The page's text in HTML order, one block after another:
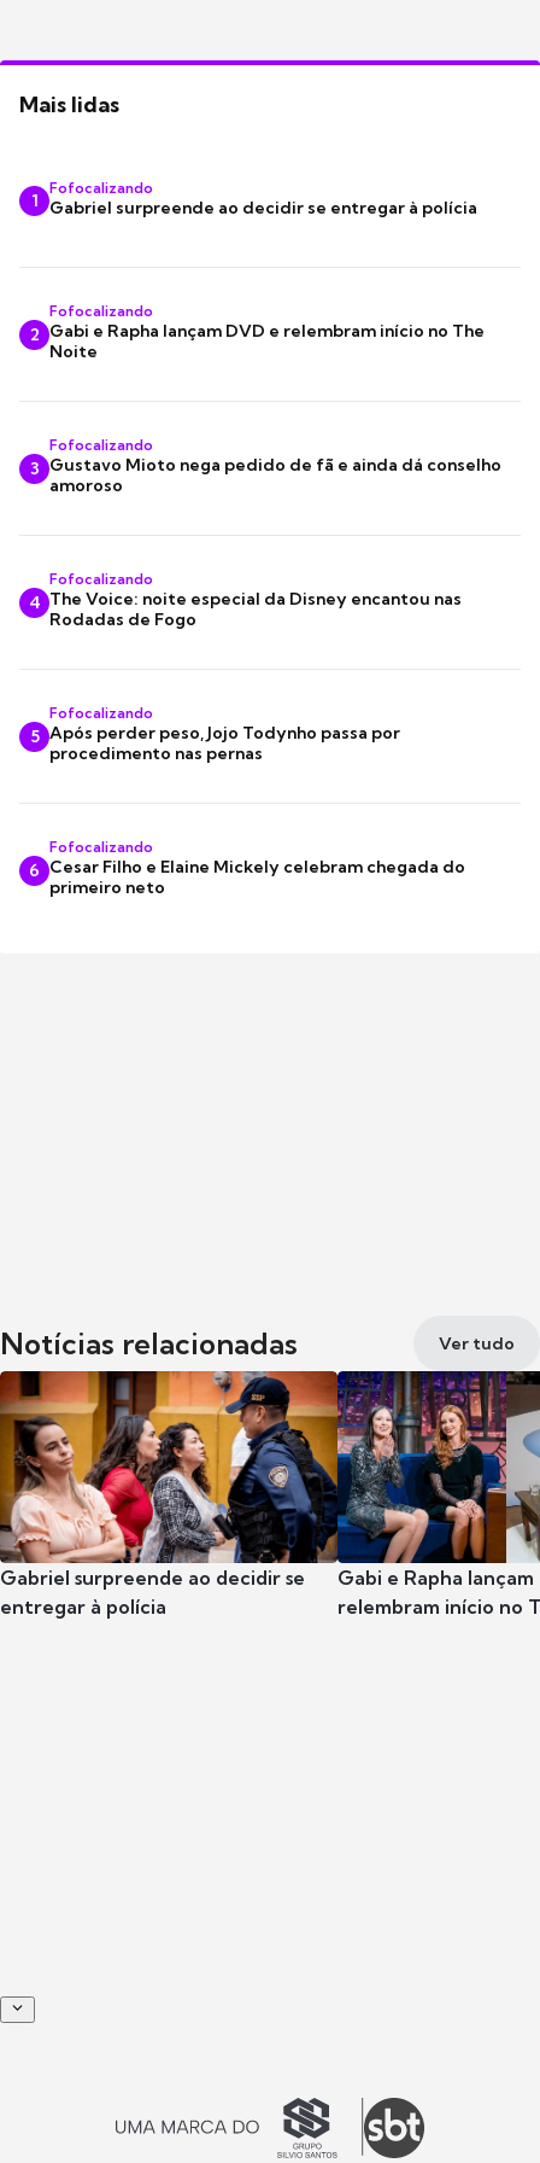
Mais lidas
1
Fofocalizando
Gabriel surpreende ao decidir se entregar à polícia
2
Fofocalizando
Gabi e Rapha lançam DVD e relembram início no The
Noite
3
Fofocalizando
Gustavo Mioto nega pedido de fã e ainda dá conselho
amoroso
4
Fofocalizando
The Voice: noite especial da Disney encantou nas
Rodadas de Fogo
5
Fofocalizando
Após perder peso, Jojo Todynho passa por
procedimento nas pernas
6
Fofocalizando
Cesar Filho e Elaine Mickely celebram chegada do
primeiro neto
Notícias relacionadas Ver tudo
Gabriel surpreende ao decidir se
entregar à polícia
Gabi e Rapha
relembram início no